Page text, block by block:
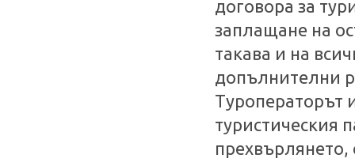
договора за
заплащане на
такава и на
допълнителни
Туроператорът
туристическия
прехвърлянето,